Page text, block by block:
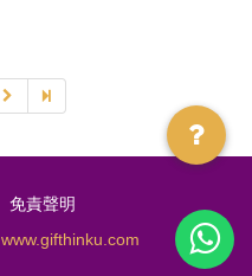
免責聲明
www.gifthinku.com